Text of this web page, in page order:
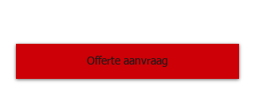
Offerte aanvraag